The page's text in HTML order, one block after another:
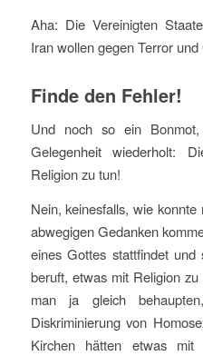
Aha: Die Vereinigten
Iran wollen gegen Terror
Finde den Fehler!
Und noch so ein
Gelegenheit wiederholt:
Religion zu tun!
Nein, keinesfalls, wie
abwegigen Gedanken
eines Gottes stattfindet
beruft, etwas mit Religion
man ja gleich
Diskriminierung von
Kirchen hätten etwas